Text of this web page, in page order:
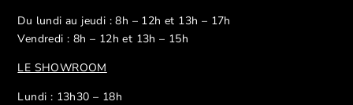
Du lundi au jeudi : 8h – 12h et 13h – 17h
Vendredi : 8h – 12h et 13h – 15h
LE SHOWROOM
Lundi : 13h30 – 18h